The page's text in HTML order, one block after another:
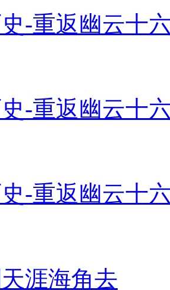
-重返幽云十
-重返幽云十
-重返幽云十
涯海角去